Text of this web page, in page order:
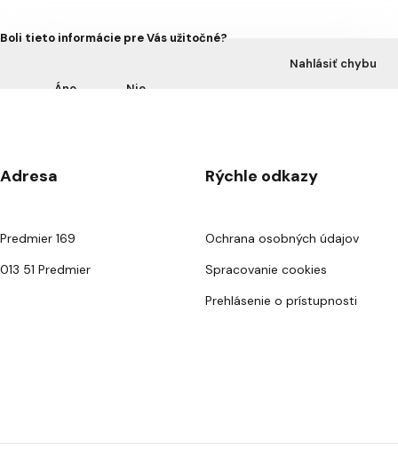
Boli tieto informácie pre Vás užitočné?
Áno Nie
Nahlásiť chybu
Adresa
Predmier 169
013 51 Predmier
Rýchle odkazy
Ochrana osobných údajov
Spracovanie cookies
Prehlásenie o prístupnosti